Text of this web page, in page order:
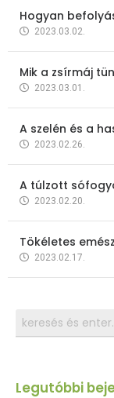
Hogyan
2023.03.02.
Mik a zsírmáj
2023.03.01.
A szelén és a
2023.02.26.
A túlzott
2023.02.20.
Tökéletes
2023.02.17.
Legutóbbi